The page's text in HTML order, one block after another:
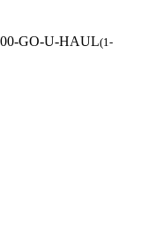
GO-U-HAUL(1-